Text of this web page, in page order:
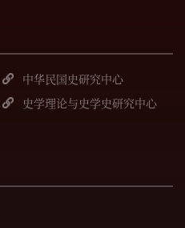
中华民国史研究中心
史学理论与史学史研究中心